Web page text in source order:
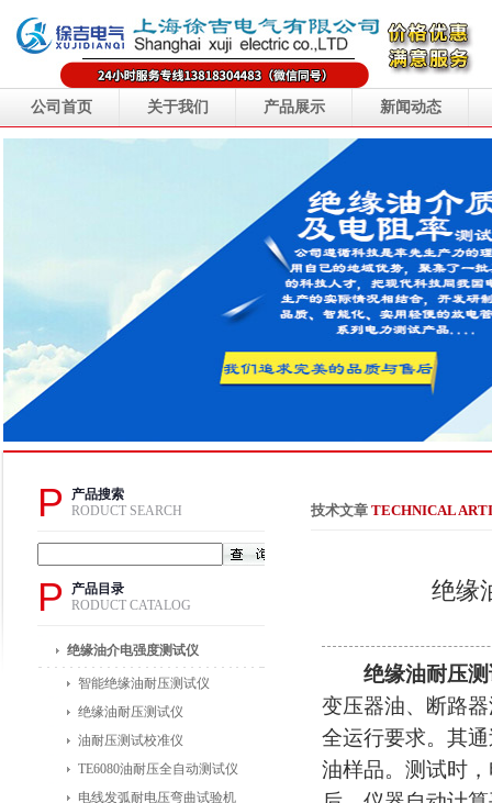
公司首页 关于我们 产品展示 新闻动态
P
产品搜索
RODUCT SEARCH
P
产品目录
RODUCT CATALOG
绝缘油介电强度测试仪
智能绝缘油耐压测试仪
绝缘油耐压测试仪
油耐压测试校准仪
TE6080油耐压全自动测试仪
电线发弧耐电压弯曲试验机
技术文章 TECHNICAL
绝缘
绝缘油耐压
变压器油、断路
全运行要求。其
油样品。测试时